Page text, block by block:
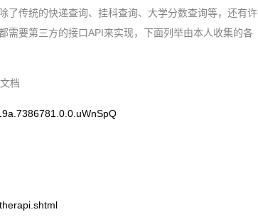
了传统的快递查询、挂科查询、大学分数查询等，还有许
需要第三方的接口API来实现，下面列举由本人收集的各
档